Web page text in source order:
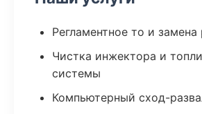
Регламентное то и
Чистка инжектора и
системы
Компьютерный сход-